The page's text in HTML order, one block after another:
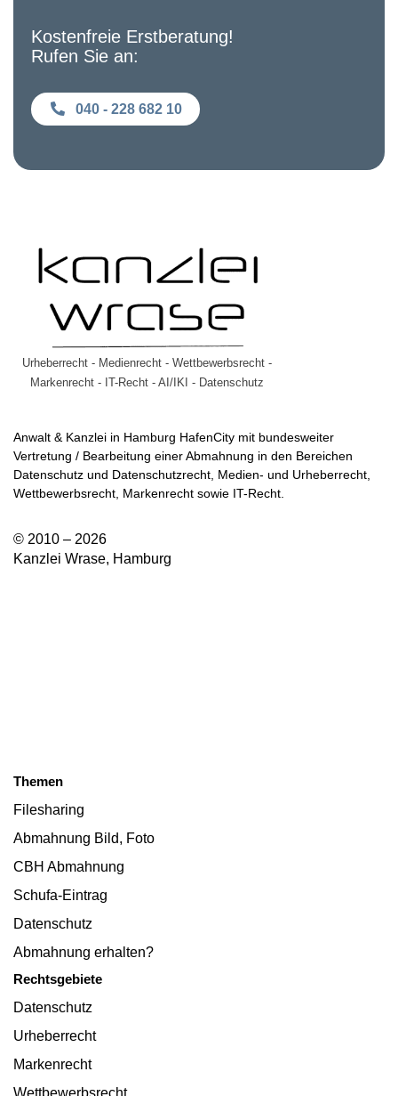
Kostenfreie Erstberatung!
Rufen Sie an:
040 - 228 682 10
Urheberrecht - Medienrecht - Wettbewerbsrecht -
Markenrecht - IT-Recht - AI/IKI - Datenschutz
Anwalt & Kanzlei in Hamburg HafenCity mit bundesweiter
Vertretung / Bearbeitung einer Abmahnung in den Bereichen
Datenschutz und Datenschutzrecht, Medien- und Urheberrecht,
Wettbewerbsrecht, Markenrecht sowie IT-Recht.
© 2010 – 2026
Kanzlei Wrase, Hamburg
Themen
Filesharing
Abmahnung Bild, Foto
CBH Abmahnung
Schufa-Eintrag
Datenschutz
Abmahnung erhalten?
Rechtsgebiete
Datenschutz
Urheberrecht
Markenrecht